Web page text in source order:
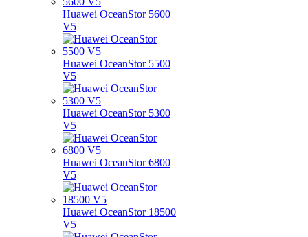
Huawei OceanStor 5600
V5
Huawei OceanStor 5500
V5
Huawei OceanStor 5300
V5
Huawei OceanStor 6800
V5
Huawei OceanStor 18500
V5